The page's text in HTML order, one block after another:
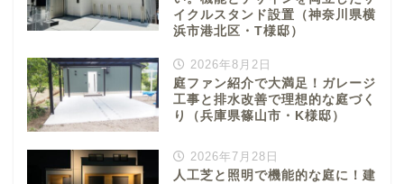
イクルスタンド設置（神奈川県横
浜市港北区・T様邸）
2026年8月2日
庭ファン紹介で大満足！ガレージ
工事と排水改善で理想的な庭づく
り（兵庫県篠山市・K様邸）
2026年7月28日
人工芝と照明で機能的な庭に！建